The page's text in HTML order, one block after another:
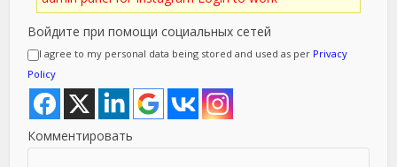
Войдите при помощи социальных сетей
I agree to my personal data being stored and used as per Privacy
Policy
Комментировать